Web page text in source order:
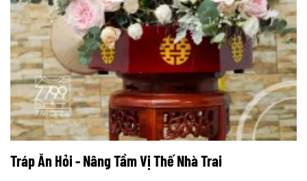
Tráp Ăn Hỏi - Nâng Tầm Vị Thế Nhà Trai